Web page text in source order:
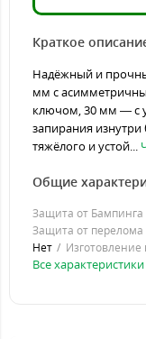
Краткое
Надёжный и
мм с
ключом, 30 мм — с
запирания
тяжёлого и устой...
Общие
Защита от Бампинга
Защита от перелома
Нет
Все характеристики